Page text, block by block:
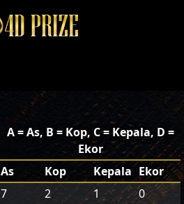
A = As, B = Kop, C = Kepala, D =
Ekor
As
Kop Kepala Ekor
7 2 1
0